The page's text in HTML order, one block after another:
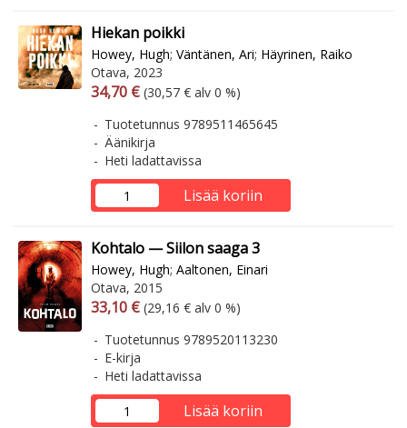
Hiekan poikki
Howey, Hugh; Väntänen, Ari; Häyrinen, Raiko
Otava, 2023
Arvonlisäverollinen hinta
34,70 € Arvonlisäveroton hinta
(30,57 € alv 0 %)
Tuotetunnus 9789511465645
Äänikirja
Heti ladattavissa
Lisää koriin
Kohtalo — Siilon saaga 3
Howey, Hugh; Aaltonen, Einari
Otava, 2015
Arvonlisäverollinen hinta
33,10 € Arvonlisäveroton hinta
(29,16 € alv 0 %)
Tuotetunnus 9789520113230
E-kirja
Heti ladattavissa
Lisää koriin